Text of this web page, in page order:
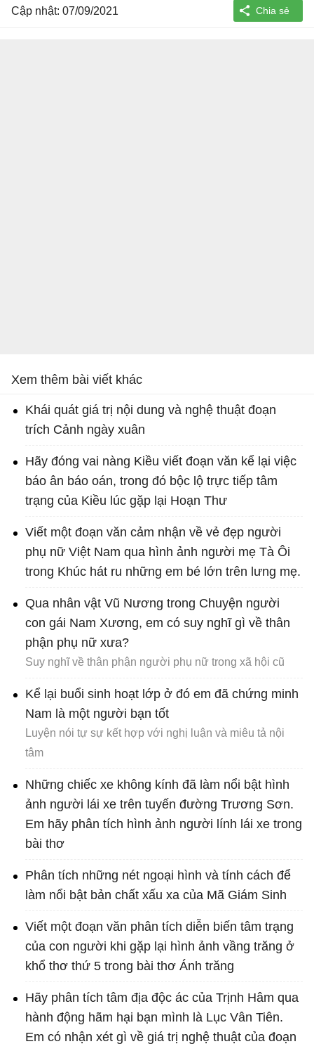
Cập nhật: 07/09/2021
Xem thêm bài viết khác
Khái quát giá trị nội dung và nghệ thuật đoạn
trích Cảnh ngày xuân
Hãy đóng vai nàng Kiều viết đoạn văn kể lại việc
báo ân báo oán, trong đó bộc lộ trực tiếp tâm
trạng của Kiều lúc gặp lại Hoạn Thư
Viết một đoạn văn cảm nhận về vẻ đẹp người
phụ nữ Việt Nam qua hình ảnh người mẹ Tà Ôi
trong Khúc hát ru những em bé lớn trên lưng mẹ.
Qua nhân vật Vũ Nương trong Chuyện người
con gái Nam Xương, em có suy nghĩ gì về thân
phận phụ nữ xưa?
Suy nghĩ về thân phận người phụ nữ trong xã hội cũ
Kể lại buổi sinh hoạt lớp ở đó em đã chứng minh
Nam là một người bạn tốt
Luyện nói tự sự kết hợp với nghị luận và miêu tả nội
tâm
Những chiếc xe không kính đã làm nổi bật hình
ảnh người lái xe trên tuyến đường Trương Sơn.
Em hãy phân tích hình ảnh người lính lái xe trong
bài thơ
Phân tích những nét ngoại hình và tính cách để
làm nổi bật bản chất xấu xa của Mã Giám Sinh
Viết một đoạn văn phân tích diễn biến tâm trạng
của con người khi gặp lại hình ảnh vầng trăng ở
khổ thơ thứ 5 trong bài thơ Ánh trăng
Hãy phân tích tâm địa độc ác của Trịnh Hâm qua
hành động hãm hại bạn mình là Lục Vân Tiên.
Em có nhận xét gì về giá trị nghệ thuật của đoạn